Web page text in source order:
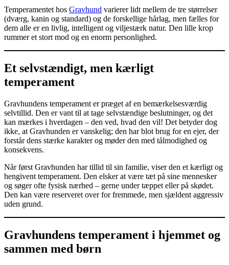
Temperamentet hos Gravhund varierer lidt mellem de tre størrelser
(dværg, kanin og standard) og de forskellige hårlag, men fælles for
dem alle er en livlig, intelligent og viljestærk natur. Den lille krop
rummer et stort mod og en enorm personlighed.
Et selvstændigt, men kærligt
temperament
Gravhundens temperament er præget af en bemærkelsesværdig
selvtillid. Den er vant til at tage selvstændige beslutninger, og det
kan mærkes i hverdagen – den ved, hvad den vil! Det betyder dog
ikke, at Gravhunden er vanskelig; den har blot brug for en ejer, der
forstår dens stærke karakter og møder den med tålmodighed og
konsekvens.
Når først Gravhunden har tillid til sin familie, viser den et kærligt og
hengivent temperament. Den elsker at være tæt på sine mennesker
og søger ofte fysisk nærhed – gerne under tæppet eller på skødet.
Den kan være reserveret over for fremmede, men sjældent aggressiv
uden grund.
Gravhundens temperament i hjemmet og
sammen med børn